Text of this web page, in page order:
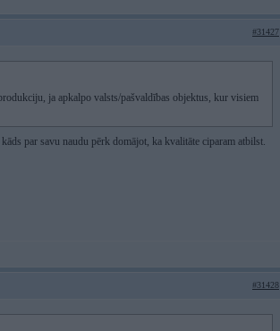
#31427
ja apkalpo valsts/pašvaldības objektus, kur visiem
par savu naudu pērk domājot, ka kvalitāte ciparam atbilst.
#31428